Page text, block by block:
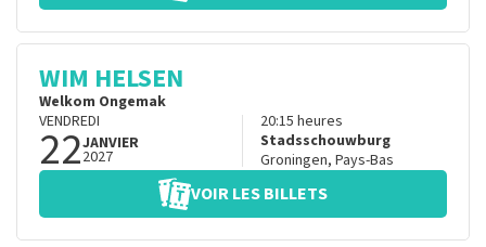
WIM HELSEN
Welkom Ongemak
VENDREDI
22JANVIER
2027
20:15 heures
Stadsschouwburg
Groningen, Pays-Bas
VOIR LES BILLETS